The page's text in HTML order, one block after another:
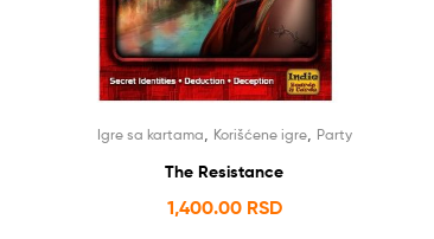
Igre sa kartama Korišćene igre, Party
The Resistance
1,400.00 RSD